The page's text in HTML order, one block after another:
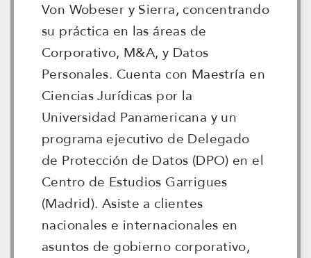
Von Wobeser y Sierra, concentrando
su práctica en las áreas de
Corporativo, M&A, y Datos
Personales. Cuenta con Maestría en
Ciencias Jurídicas por la
Universidad Panamericana y un
programa ejecutivo de Delegado
de Protección de Datos (DPO) en el
Centro de Estudios Garrigues
(Madrid). Asiste a clientes
nacionales e internacionales en
asuntos de gobierno corporativo,